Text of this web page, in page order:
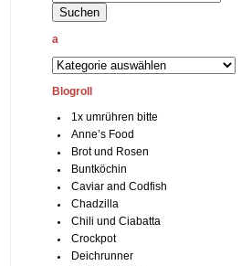
a
Blogroll
1x umrühren bitte
Anne’s Food
Brot und Rosen
Buntköchin
Caviar and Codfish
Chadzilla
Chili und Ciabatta
Crockpot
Deichrunner